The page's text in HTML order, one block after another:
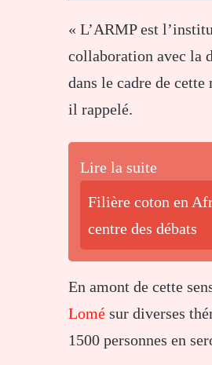
« L’ARMP est
collaboration avec la
dans le cadre de
il rappelé.
Lire la suite
Filière coton en
centre des débats
En amont de cette
Lomé sur diverses
1500 personnes en